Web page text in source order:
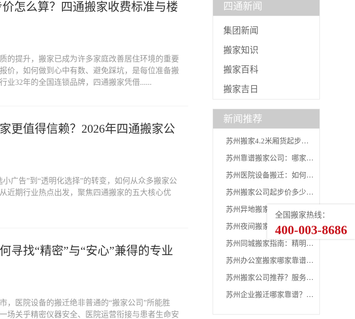
全国搬家热线：
400-003-8686
怎么算？四通搬家收费标准与楼
的提升，搬家已成为许多家庭改善居住环境的重要
价，如何做到心中有数、避免踩坑，是每位准备搬
业32年的全国连锁品牌，四通搬家凭借......
更值得信赖？2026年四通搬家公
广告”到“透明化选择”的转变，如何从众多搬家公
近期行业热点出发，聚焦四通搬家的五大核心优
寻找“精密”与“安心”兼得的专业
，医院设备的搬迁绝非普通的“搬家公司”所能胜
场关乎精密仪器安全、医院运营衔接与患者生命安
四通新闻
集团新闻
搬家知识
搬家百科
搬家吉日
新闻推荐
苏州搬家4.2米厢货起步价怎么算？四
苏州靠谱搬家公司：哪家更值得信赖？
苏州医院设备搬迁：如何寻找“精密”与
苏州搬家公司起步价多少？四通搬家
苏州异地搬家实用指南：古城新居的从
苏州夜间搬家哪家便宜又靠谱？这份避
苏州同城搬家指南：精明选择，安心搬
苏州办公室搬家哪家靠谱？专业服务成
苏州搬家公司推荐？服务好有保障的首
苏州企业搬迁哪家靠谱？2025 本地化